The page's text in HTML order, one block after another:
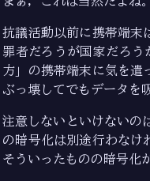
抗議活動以前に携帯端末
罪者だろうが国家だろ
方」の携帯端末に気を遣
ぶっ壊してでもデータを
注意しないといけないの
の暗号化は別途行わなけ
そういったものの暗号化